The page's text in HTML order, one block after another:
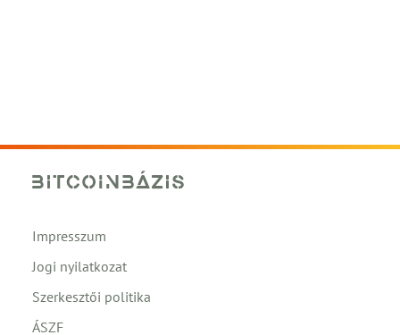
Impresszum
Jogi nyilatkozat
Szerkesztői politika
ÁSZF